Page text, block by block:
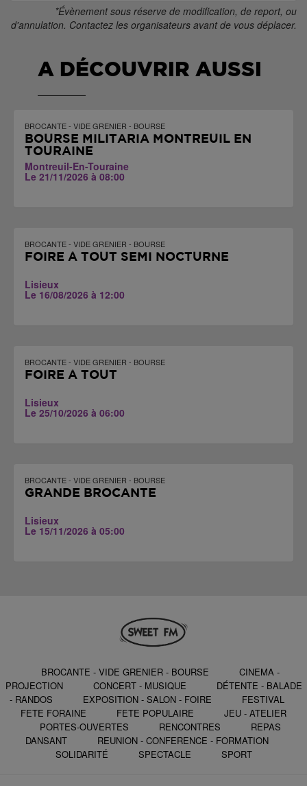
*Évènement sous réserve de modification, de report, ou
d'annulation. Contactez les organisateurs avant de vous déplacer.
A DÉCOUVRIR AUSSI
BROCANTE - VIDE GRENIER - BOURSE
BOURSE MILITARIA MONTREUIL EN
TOURAINE
Montreuil-En-Touraine
Le 21/11/2026 à 08:00
BROCANTE - VIDE GRENIER - BOURSE
FOIRE À TOUT SEMI NOCTURNE
Lisieux
Le 16/08/2026 à 12:00
BROCANTE - VIDE GRENIER - BOURSE
FOIRE À TOUT
Lisieux
Le 25/10/2026 à 06:00
BROCANTE - VIDE GRENIER - BOURSE
GRANDE BROCANTE
Lisieux
Le 15/11/2026 à 05:00
BROCANTE - VIDE GRENIER - BOURSE
CINEMA -
PROJECTION
CONCERT - MUSIQUE
DÉTENTE - BALADE
- RANDOS
EXPOSITION - SALON - FOIRE
FESTIVAL
FETE FORAINE
FETE POPULAIRE
JEU - ATELIER
PORTES-OUVERTES
RENCONTRES
REPAS
DANSANT
REUNION - CONFERENCE - FORMATION
SOLIDARITÉ
SPECTACLE SPORT